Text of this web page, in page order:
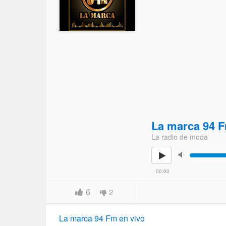
La marca 94
La radio de moda
00:00
6 2
La marca 94 Fm en vivo